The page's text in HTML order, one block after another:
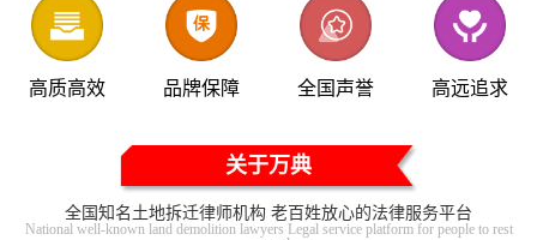
高质高效 品牌保障 全国声誉 高远追求
关于万典
全国知名土地拆迁律师机构 老百姓放心的法律服务平台
National well-known land demolition lawyers Legal service platform for people to rest